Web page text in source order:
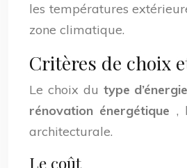
les températures
zone climatique.
Critères de choix
Le choix du type d’énergie
rénovation énergétique ,
architecturale.
Le coût